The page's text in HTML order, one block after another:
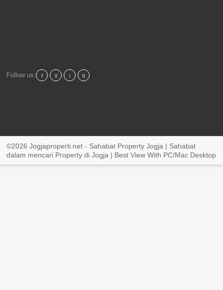
Follow us: f X i tt
©2026 Jogjaproperti.net - Sahabat Property Jogja | Sahabat
dalam mencari Property di Jogja | Best View With PC/Mac Desktop